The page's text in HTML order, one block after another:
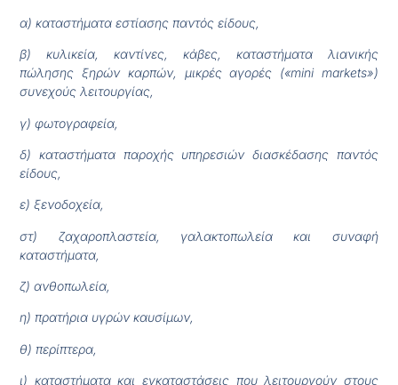
α) καταστήματα εστίασης παντός είδους,
β) κυλικεία, καντίνες, κάβες, καταστήματα λιανικής
πώλησης ξηρών καρπών, μικρές αγορές («mini markets»)
συνεχούς λειτουργίας,
γ) φωτογραφεία,
δ) καταστήματα παροχής υπηρεσιών διασκέδασης παντός
είδους,
ε) ξενοδοχεία,
στ) ζαχαροπλαστεία, γαλακτοπωλεία και συναφή
καταστήματα,
ζ) ανθοπωλεία,
η) πρατήρια υγρών καυσίμων,
θ) περίπτερα,
ι) καταστήματα και εγκαταστάσεις που λειτουργούν στους